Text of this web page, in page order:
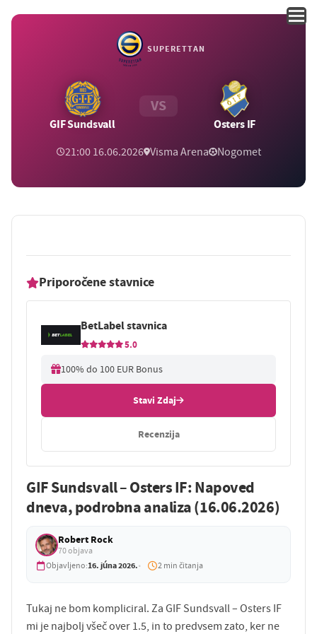
SUPERETTAN
GIF Sundsvall
VS
Osters IF
21:00 16.06.2026 Visma Arena Nogomet
Priporočene stavnice
BetLabel stavnica
5.0
100% do 100 EUR Bonus
Stavi Zdaj
Recenzija
GIF Sundsvall – Osters IF: Napoved
dneva, podrobna analiza (16.06.2026)
Robert Rock
70 objava
Objavljeno:16. júna 2026. 2 min čitanja
Tukaj ne bom kompliciral. Za GIF Sundsvall – Osters IF
mi je najbolj všeč over 1.5, in to predvsem zato, ker ne